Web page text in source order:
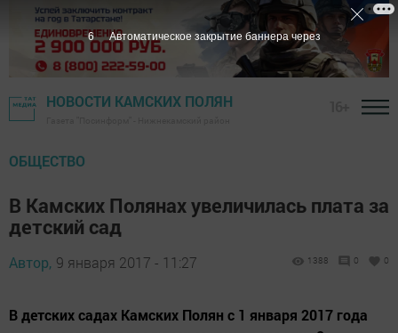
НОВОСТИ КАМСКИХ ПОЛЯН
ОБЩЕСТВО
В Камских Полянах увеличилась плата за
детский сад
Автор, 9 января 2017 - 11:27 1388 0 0
В детских садах Камских Полян с 1 января 2017 года
5 Автоматическое закрытие баннера через